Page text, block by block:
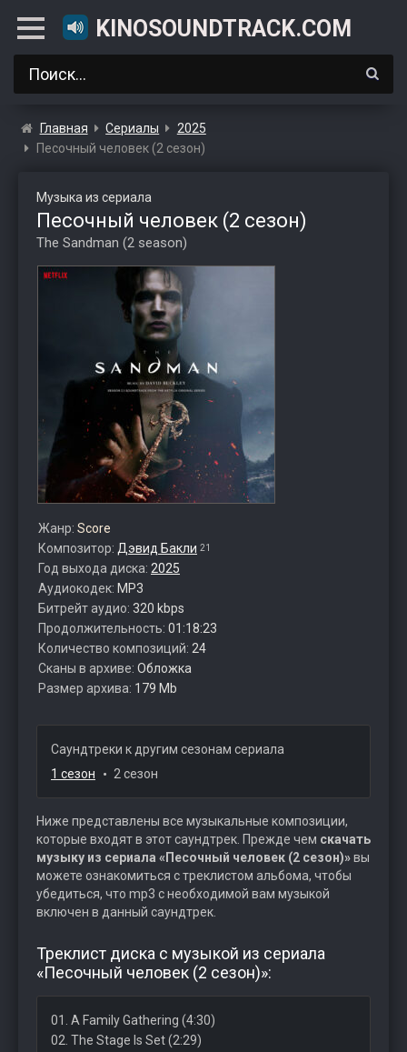
KINOSOUNDTRACK.COM
Главная Сериалы
2025
Песочный человек (2 сезон)
Музыка из сериала
Песочный человек (2 сезон)
The Sandman (2 season)
Жанр: Score
Композитор: Дэвид Бакли 21
Год выхода диска: 2025
Аудиокодек: MP3
Битрейт аудио: 320 kbps
Продолжительность: 01:18:23
Количество композиций: 24
Сканы в архиве: Обложка
Размер архива: 179 Mb
Саундтреки к другим сезонам сериала
1 сезон
2 сезон
Ниже представлены все музыкальные композиции,
которые входят в этот саундтрек. Прежде чем скачать
музыку из сериала «Песочный человек (2 сезон)»вы
можете ознакомиться с треклистом альбома, чтобы
убедиться, что mp3 с необходимой вам музыкой
включен в данный саундтрек.
Треклист диска с музыкой из сериала
«Песочный человек (2 сезон)»:
01. A Family Gathering (4:30)
02. The Stage Is Set (2:29)